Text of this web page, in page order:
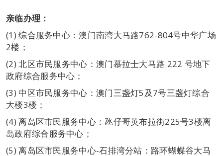
亲临办理 ：
(1) 综合服务中心：澳门南湾大马路762-804号中华广场
2楼；
(2) 北区市民服务中心：澳门慕拉士大马路 222 号地下
政府综合服务中心；
(3) 中区市民服务中心：澳门三盏灯5及7号三盏灯综合
大楼3楼；
(4) 离岛区市民服务中心：氹仔哥英布拉街225号3楼离
岛政府综合服务中心；
(5) 离岛区市民服务中心-石排湾分站：路环蝴蝶谷大马